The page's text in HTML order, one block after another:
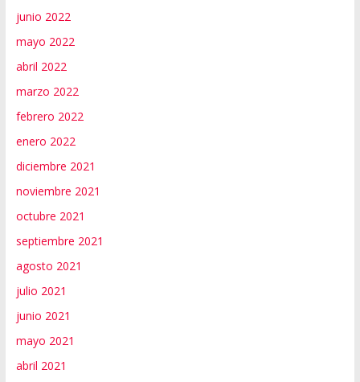
junio 2022
mayo 2022
abril 2022
marzo 2022
febrero 2022
enero 2022
diciembre 2021
noviembre 2021
octubre 2021
septiembre 2021
agosto 2021
julio 2021
junio 2021
mayo 2021
abril 2021